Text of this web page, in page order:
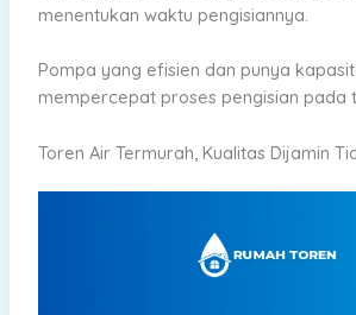
menentukan waktu pengisiannya.
Pompa yang efisien dan punya
mempercepat proses pengisian pada
Toren Air Termurah, Kualitas Dijamin